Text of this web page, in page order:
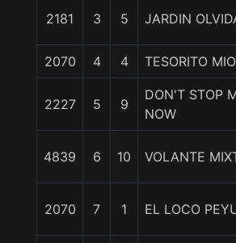
2181 3 5 JARDIN
2070 4 4 TESORITO MIO
2227 5 9
DON'T STOP
NOW
4839 6 10 VOLANTE
2070 7 1 EL LOCO